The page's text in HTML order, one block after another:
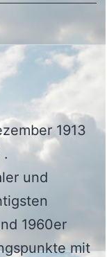
1913
.
und
1960er
mit